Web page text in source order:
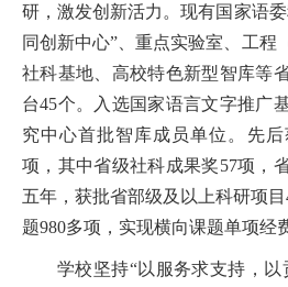
研 ，激发创新活力 。现有国家语
同创新中心”、重点实验室、工程
社科基地、高校特色新型智库等
台45个。入选国家语言文字推广
究中心首批智库成员单位。先
项，其中省级社科成果奖57项，
五年， 获批省部级及以上科研项目
题980多项 ，实现横向课题单项经
学校坚持“以服务求支持，